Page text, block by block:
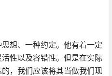
想、一种约定。他有着一定
性以及容错性。但是在实际
，我们应该将其当做我们现